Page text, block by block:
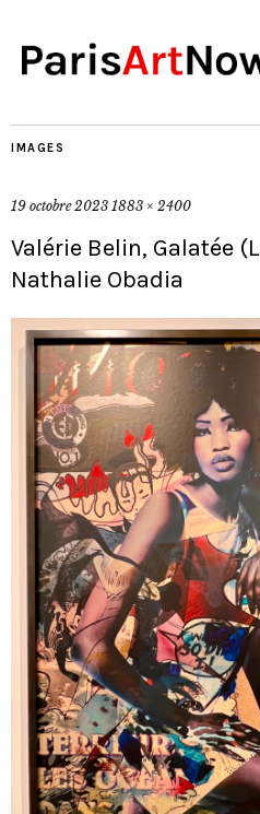
IMAGES
19 octobre 2023 1883 × 2400
Valérie Belin, Galatée
Nathalie Obadia